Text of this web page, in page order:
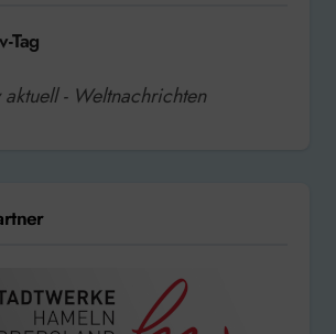
Tag
- Weltnachrichten